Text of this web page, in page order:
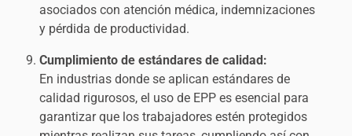
asociados con atención médica, indemnizaciones
y pérdida de productividad.
Cumplimiento de estándares de calidad:
En industrias donde se aplican estándares de
calidad rigurosos, el uso de EPP es esencial para
garantizar que los trabajadores estén protegidos